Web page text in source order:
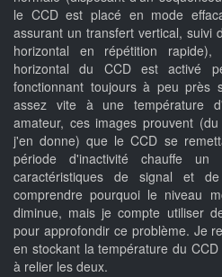
le CCD est placé en mode
assurant un transfert vertical, suivi
horizontal en répétition
horizontal du CCD est activé
fonctionnant toujours à peu près
assez vite à une température
amateur, ces images prouvent
j'en donne) que le CCD se
période d'inactivité chauffe
caractéristiques de signal et
comprendre pourquoi le niveau
diminue, mais je compte utiliser
pour approfondir ce problème. Je
en stockant la température du
à relier les deux.